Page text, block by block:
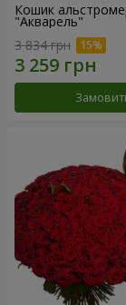
Кошик
"Акварель"
3 834 грн